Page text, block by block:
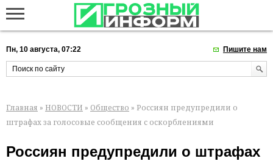
Пн, 10 августа, 07:22 Пишите нам
Главная » НОВОСТИ » Общество » Россиян предупредили о
штрафах за голосовые сообщения с оскорблениями
Россиян предупредили о штрафах